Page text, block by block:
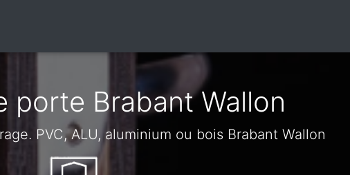
porte Brabant Wallon
PVC, ALU, aluminium ou bois Brabant Wallon